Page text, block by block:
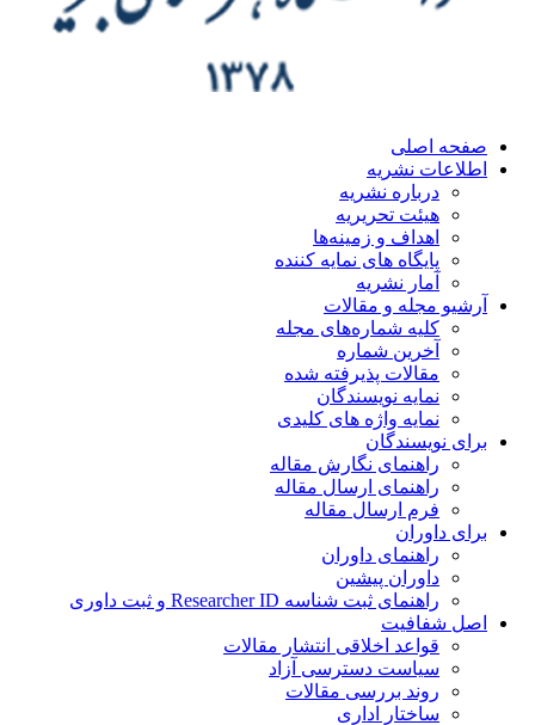
اصلی
نشریه
درباره نشریه
هیئت تحریریه
اهداف و زمینه‌ها
پایگاه های نمایه کننده
آمار نشریه
مجله و مقالات
کلیه شماره‌های مجله
آخرین شماره
مقالات پذیرفته شده
نمایه نویسندگان
نمایه واژه های کلیدی
نویسندگان
راهنمای نگارش مقاله
راهنمای ارسال مقاله
فرم ارسال مقاله
داوران
راهنمای داوران
داوران پیشین
راهنمای ثبت شناسه Researcher ID و ثبت داوری
شفافیت
قواعد اخلاقی انتشار مقالات
سیاست دسترسی آزاد
روند بررسی مقالات
ساختار اداری